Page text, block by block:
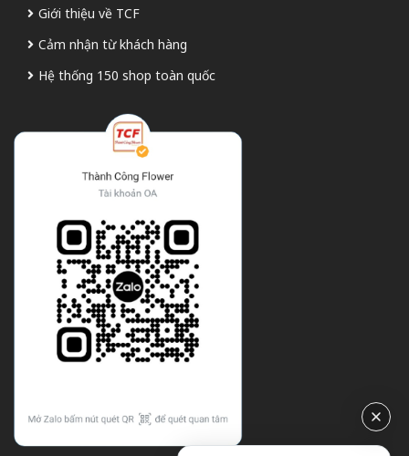
Giới thiệu về TCF
Cảm nhận từ khách hàng
Hệ thống 150 shop toàn quốc